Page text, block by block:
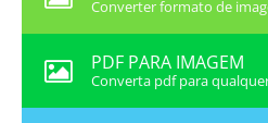
Converter formato de
PDF PARA IMAGEM
Converta pdf para